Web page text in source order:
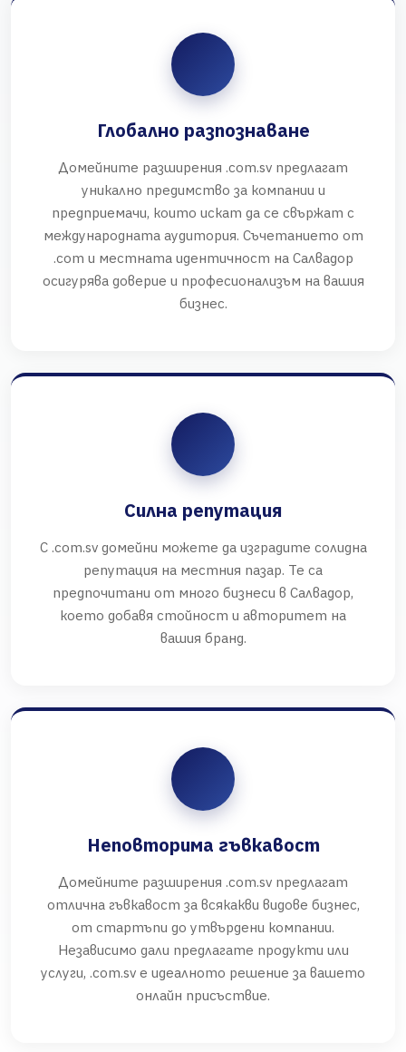
Глобално разпознаване
Домейните разширения .com.sv предлагат
уникално предимство за компании и
предприемачи, които искат да се свържат с
международната аудитория. Съчетанието от
.com и местната идентичност на Салвадор
осигурява доверие и професионализъм на вашия
бизнес.
Силна репутация
С .com.sv домейни можете да изградите солидна
репутация на местния пазар. Те са
предпочитани от много бизнеси в Салвадор,
което добавя стойност и авторитет на
вашия бранд.
Неповторима гъвкавост
Домейните разширения .com.sv предлагат
отлична гъвкавост за всякакви видове бизнес,
от стартъпи до утвърдени компании.
Независимо дали предлагате продукти или
услуги, .com.sv е идеалното решение за вашето
онлайн присъствие.